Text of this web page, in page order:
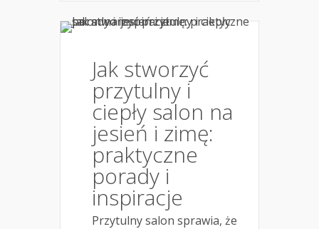
Jak stworzyć
przytulny i
ciepły salon na
jesień i zimę:
praktyczne
porady i
inspiracje
Przytulny salon sprawia, że